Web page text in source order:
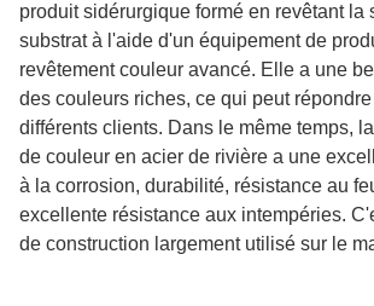
produit sidérurgique formé en revêtant la
substrat à l'aide d'un équipement de
revêtement couleur avancé. Elle a une
des couleurs riches, ce qui peut
différents clients. Dans le même temps,
de couleur en acier de rivière a une
à la corrosion, durabilité, résistance au
excellente résistance aux intempéries.
de construction largement utilisé sur le